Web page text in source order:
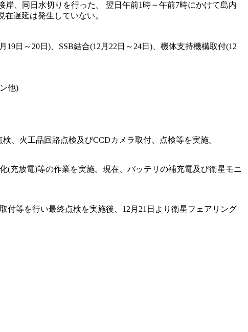
、同日水切りを行った。 翌日午前1時～午前7時にかけて島内
遅延は発生していない。
日～20日)、SSB結合(12月22日～24日)、機体支持機構取付(12
他)
、火工品回路点検及びCCDカメラ取付、点検等を実施。
(充放電)等の作業を実施。現在、バッテリの補充電及び衛星モニ
付等を行い最終点検を実施後、12月21日より衛星フェアリング